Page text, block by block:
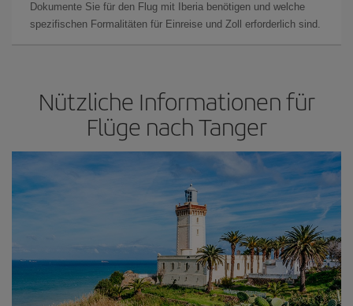
Dokumente Sie für den Flug mit Iberia benötigen und welche
spezifischen Formalitäten für Einreise und Zoll erforderlich sind.
Nützliche Informationen für
Flüge nach Tanger